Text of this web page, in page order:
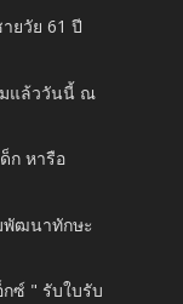
ยวัย 61 ปี
มแล้ววันนี้ ณ
ก หารือ
พัฒนาทักษะ
กซ์ " รับใบรับ